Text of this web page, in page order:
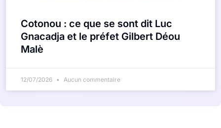
Cotonou : ce que se sont dit Luc
Gnacadja et le préfet Gilbert Déou
Malè
12/07/2026 Aucun commentaire